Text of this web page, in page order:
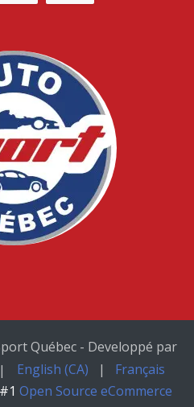
Québec - Developpé par
English (CA) |
Français
#1Open Source eCommerce